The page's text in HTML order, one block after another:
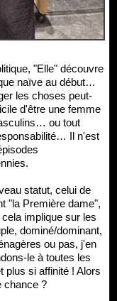
naïve au début…
les choses peut-
d'être une femme
ou tout
Il n'est
statut, celui de
"la Première dame",
implique sur les
dominé/dominant,
ou pas, j'en
le à toutes les
plus si affinité ! Alors
chance ?